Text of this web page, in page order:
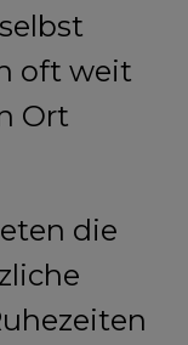
oft weit
Ort
die